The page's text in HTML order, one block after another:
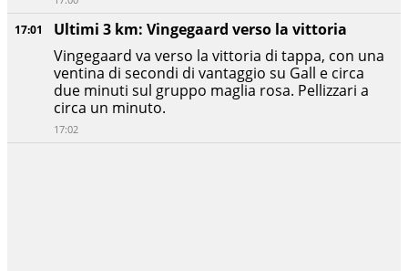
17:01
Ultimi 3 km: Vingegaard verso la vittoria
Vingegaard va verso la vittoria di tappa, con una
ventina di secondi di vantaggio su Gall e circa
due minuti sul gruppo maglia rosa. Pellizzari a
circa un minuto.
17:02